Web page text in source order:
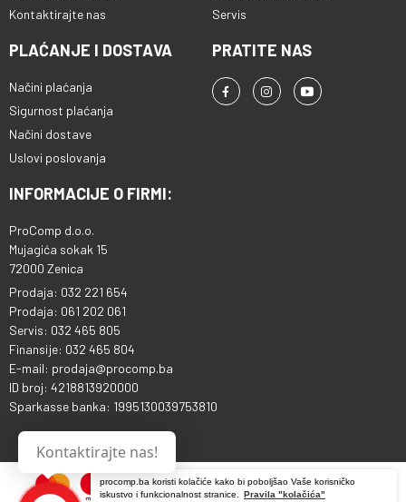
procomp.ba koristi kolačiće kako bi poboljšao Vaše korisničko
iskustvo i funkcionalnost stranice.
Pravila "kolačića"
Kontaktirajte nas
Servis
PLAĆANJE I DOSTAVA
Načini plaćanja
Sigurnost plaćanja
Načini dostave
Uslovi poslovanja
PRATITE NAS
INFORMACIJE O FIRMI:
ProComp d.o.o.
Mujagića sokak 15
72000 Zenica
Prodaja: 032 221 654
Prodaja: 061 202 061
Servis: 032 465 805
Finansije: 032 465 804
E-mail: prodaja@procomp.ba
ID broj: 4218813920000
Sparkasse banka: 1995130039753810
Kontaktirajte nas!